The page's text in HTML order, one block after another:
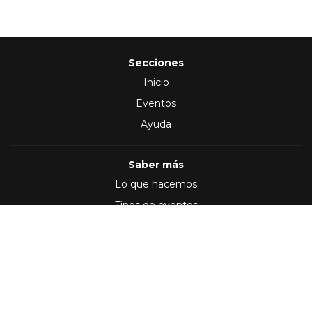
Secciones
Inicio
Eventos
Ayuda
Saber más
Lo que hacemos
Tipos de eventos